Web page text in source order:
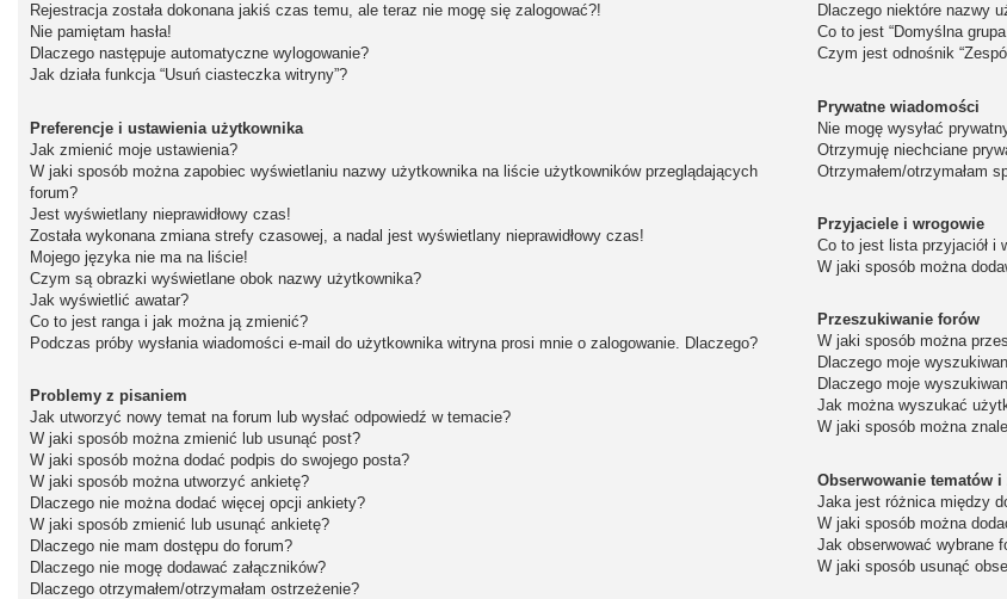
Rejestracja została dokonana jakiś czas temu, ale teraz nie mogę się zalogować?!
Nie pamiętam hasła!
Dlaczego następuje automatyczne wylogowanie?
Jak działa funkcja “Usuń ciasteczka witryny”?
Preferencje i ustawienia użytkownika
Jak zmienić moje ustawienia?
W jaki sposób można zapobiec wyświetlaniu nazwy użytkownika na liście użytkowników przeglądających
forum?
Jest wyświetlany nieprawidłowy czas!
Została wykonana zmiana strefy czasowej, a nadal jest wyświetlany nieprawidłowy czas!
Mojego języka nie ma na liście!
Czym są obrazki wyświetlane obok nazwy użytkownika?
Jak wyświetlić awatar?
Co to jest ranga i jak można ją zmienić?
Podczas próby wysłania wiadomości e-mail do użytkownika witryna prosi mnie o zalogowanie. Dlaczego?
Problemy z pisaniem
Jak utworzyć nowy temat na forum lub wysłać odpowiedź w temacie?
W jaki sposób można zmienić lub usunąć post?
W jaki sposób można dodać podpis do swojego posta?
W jaki sposób można utworzyć ankietę?
Dlaczego nie można dodać więcej opcji ankiety?
W jaki sposób zmienić lub usunąć ankietę?
Dlaczego nie mam dostępu do forum?
Dlaczego nie mogę dodawać załączników?
Dlaczego otrzymałem/otrzymałam ostrzeżenie?
Dlaczego niektóre nazwy
Co to jest “Domyślna
Czym jest odnośnik
Prywatne wiadomości
Nie mogę wysyłać
Otrzymuję niechciane
Otrzymałem/otrzymałam
Przyjaciele i wrogowie
Co to jest lista przyjaciół i
W jaki sposób można
Przeszukiwanie forów
W jaki sposób można
Dlaczego moje
Dlaczego moje
Jak można wyszukać
W jaki sposób można
Obserwowanie tematów i
Jaka jest różnica między
W jaki sposób można
Jak obserwować wybrane
W jaki sposób usunąć